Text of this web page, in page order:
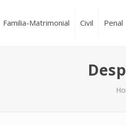
Familia-Matrimonial Civil Penal